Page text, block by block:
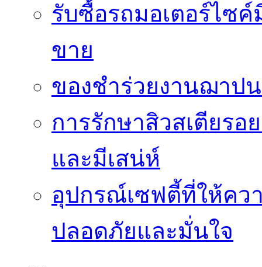
รับซื้อรถมอเตอร์ไซ
ขาย
ของชำร่วยงานฌาป
การรักษาสิวสเตียร
และมีเสน่ห์
อุปกรณ์เซฟตี้ที่ให้ค
ปลอดภัยและมั่นใจ